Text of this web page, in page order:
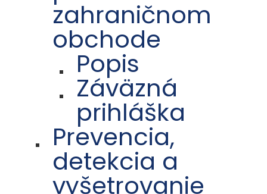
zahraničnom
obchode
Popis
Záväzná
prihláška
Prevencia,
detekcia a
vyšetrovanie